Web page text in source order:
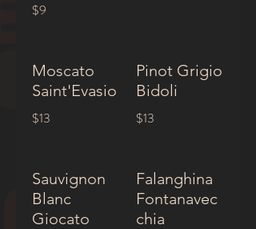
$9
Moscato
Saint'Evasio
$13
Pinot Grigio
Bidoli
$13
Sauvignon
Blanc
Giocato
Falanghina
Fontanavec
chia